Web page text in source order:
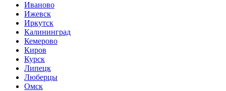
Иваново
Ижевск
Иркутск
Калининград
Кемерово
Киров
Курск
Липецк
Люберцы
Омск